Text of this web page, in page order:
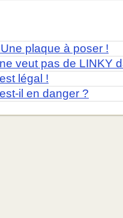
plaque à poser !
veut pas de LINKY
légal !
il en danger ?